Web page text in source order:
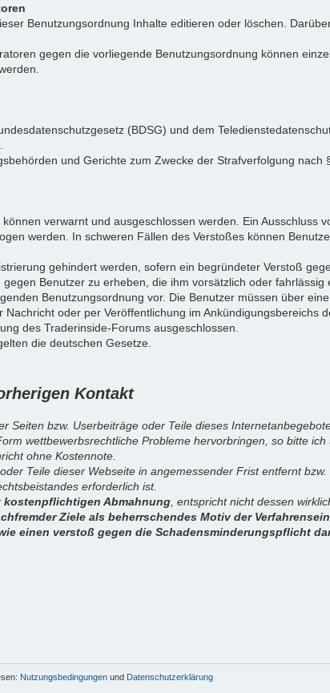
Benutzungsordnung Inhalte editieren oder löschen.
gegen die vorliegende Benutzungsordnung können
(BDSG) und dem
und Gerichte zum Zwecke der Strafverfolgung nach
verwarnt und ausgeschlossen werden. Ein Ausschluss
werden. In schweren Fällen des Verstoßes können
gehindert werden, sofern ein begründeter Verstoß
Benutzer zu erheben, die ihm vorsätzlich oder fahrlässig
Benutzungsordnung vor. Die Benutzer müssen über
oder per Veröffentlichung im Ankündigungsbereichs
des Traderinside-Forums ausgeschlossen.
die deutschen Gesetze.
Kontakt
Seiten bzw. Userbeiträge oder Teile dieses
wettbewerbsrechtliche Probleme hervorbringen, so bitte
ohne Kostennote.
Teile dieser Webseite in angemessender Frist entfernt
erforderlich ist.
kostenpflichtigen Abmahnung , entspricht nicht dessen
Ziele als beherrschendes Motiv der
einen verstoß gegen die Schadensminderungspflicht
Nutzungsbedingungen und Datenschutzerklärung